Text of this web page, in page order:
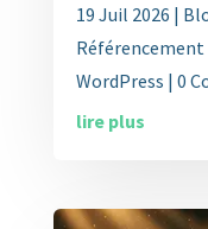
19 Juil 2026 |
WordPress | 0
lire plus